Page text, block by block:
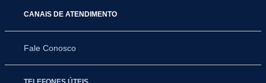
CANAIS DE ATENDIMENTO
Fale Conosco